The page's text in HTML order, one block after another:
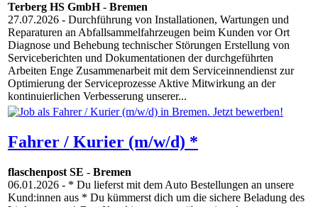
Terberg HS GmbH- Bremen
27.07.2026 - Durchführung von Installationen, Wartungen und
Reparaturen an Abfallsammelfahrzeugen beim Kunden vor Ort
Diagnose und Behebung technischer Störungen Erstellung von
Serviceberichten und Dokumentationen der durchgeführten
Arbeiten Enge Zusammenarbeit mit dem Serviceinnendienst zur
Optimierung der Serviceprozesse Aktive Mitwirkung an der
kontinuierlichen Verbesserung unserer...
Fahrer / Kurier (m/w/d) *
flaschenpost SE - Bremen
06.01.2026 - * Du lieferst mit dem Auto Bestellungen an unsere
Kund:innen aus * Du kümmerst dich um die sichere Beladung des